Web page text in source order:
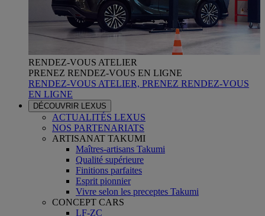
RENDEZ-VOUS ATELIER
PRENEZ RENDEZ-VOUS EN LIGNE
RENDEZ-VOUS ATELIER, PRENEZ RENDEZ-VOUS
EN LIGNE
DÉCOUVRIR LEXUS
ACTUALITÉS LEXUS
NOS PARTENARIATS
ARTISANAT TAKUMI
Maîtres-artisans Takumi
Qualité supérieure
Finitions parfaites
Esprit pionnier
Vivre selon les preceptes Takumi
CONCEPT CARS
LF-ZC